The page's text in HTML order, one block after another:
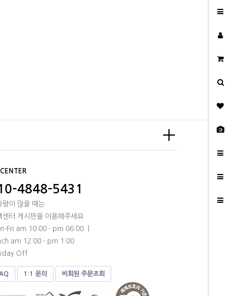
4848-5431
량이 많을 때는
센터 게시판을 이용해주세요
Fri am 10:00 - pm 06:00 ㅣ
am 12:00 - pm 1:00
Off
1:1 문의 비회원 주문조회